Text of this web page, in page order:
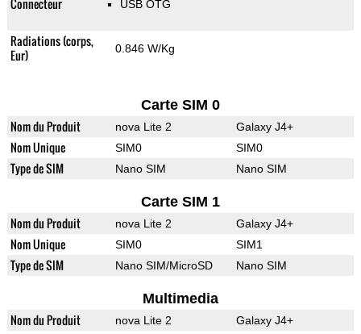
Connecteur
USB OTG
Radiations (corps,
Eur)
0.846 W/Kg
Carte SIM 0
Nom du Produit nova Lite 2 Galaxy J4+
Nom Unique SIM0 SIM0
Type de SIM Nano SIM Nano SIM
Carte SIM 1
Nom du Produit nova Lite 2 Galaxy J4+
Nom Unique SIM0 SIM1
Type de SIM Nano SIM/MicroSD Nano SIM
Multimedia
Nom du Produit nova Lite 2 Galaxy J4+